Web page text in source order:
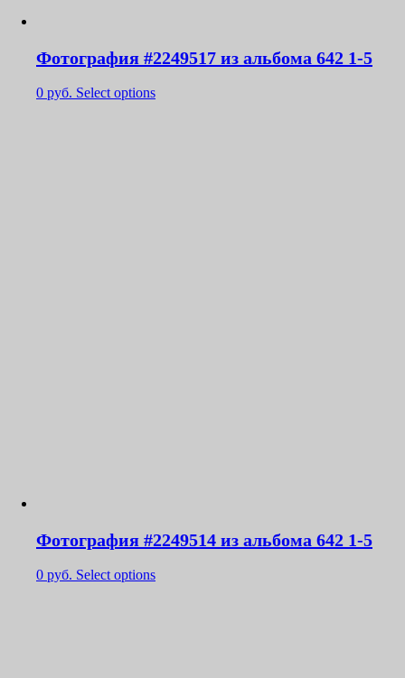
Фотография #2249517 из альбома 642 1-5
0 руб. Select options
Фотография #2249514 из альбома 642 1-5
0 руб. Select options